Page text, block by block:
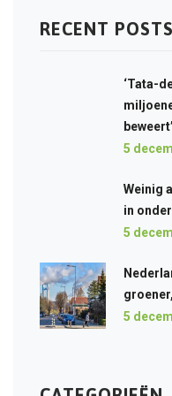
RECENT POSTS
‘Tata-
beweert’
5
Weinig
in
5
5